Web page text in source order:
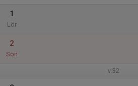
1
Lör
2
Sön
v.32